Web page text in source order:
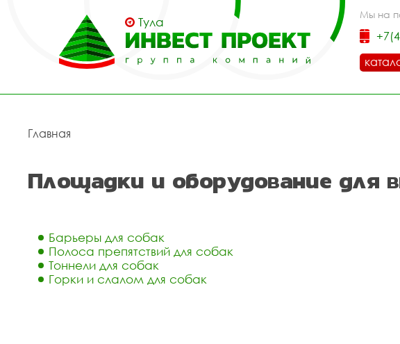
Тула
Мы на
Главная
Площадки и оборудование для
Барьеры для собак
Полоса препятствий для собак
Тоннели для собак
Горки и слалом для собак